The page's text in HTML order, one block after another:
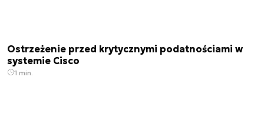
Ostrzeżenie przed krytycznymi podatnościami w
systemie Cisco
1 min.